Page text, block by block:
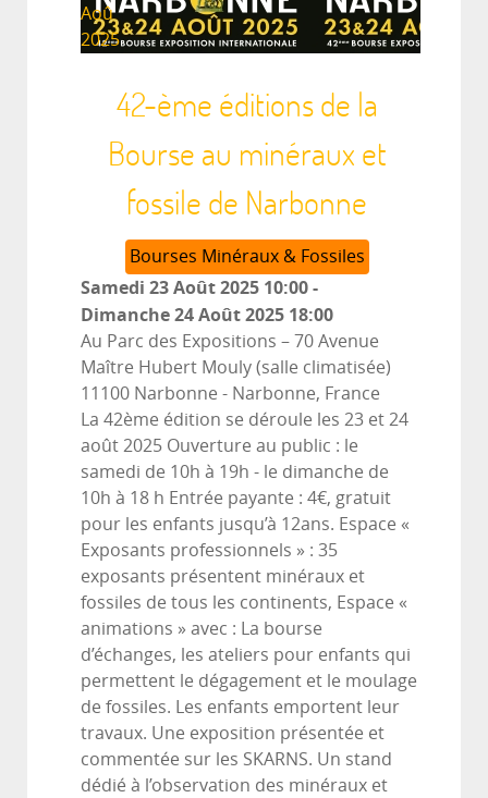
Aoû
2025
42-ème éditions de la
Bourse au minéraux et
fossile de Narbonne
Bourses Minéraux & Fossiles
Samedi 23 Août 2025 10:00-
Dimanche 24 Août 2025 18:00
Au Parc des Expositions – 70 Avenue
Maître Hubert Mouly (salle climatisée)
11100 Narbonne - Narbonne, France
La 42ème édition se déroule les 23 et 24
août 2025 Ouverture au public : le
samedi de 10h à 19h - le dimanche de
10h à 18 h Entrée payante : 4€, gratuit
pour les enfants jusqu’à 12ans. Espace «
Exposants professionnels » : 35
exposants présentent minéraux et
fossiles de tous les continents, Espace «
animations » avec : La bourse
d’échanges, les ateliers pour enfants qui
permettent le dégagement et le moulage
de fossiles. Les enfants emportent leur
travaux. Une exposition présentée et
commentée sur les SKARNS. Un stand
dédié à l’observation des minéraux et